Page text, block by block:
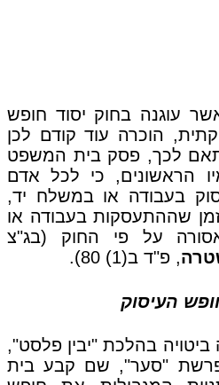
עוגנה בחוק יסוד חופש
הוכרה עוד קודם לכן
לכך, פסק בית המשפט
הראשונים, כי לכל אדם
בעבודה או במשלח יד,
שההתעסקות בעבודה או
על פי החוק (בג"צ
, פ"ד ב(1) 80).
העיסוק
בהלכת "יבין פלסט",
"סער", שם קבע בית